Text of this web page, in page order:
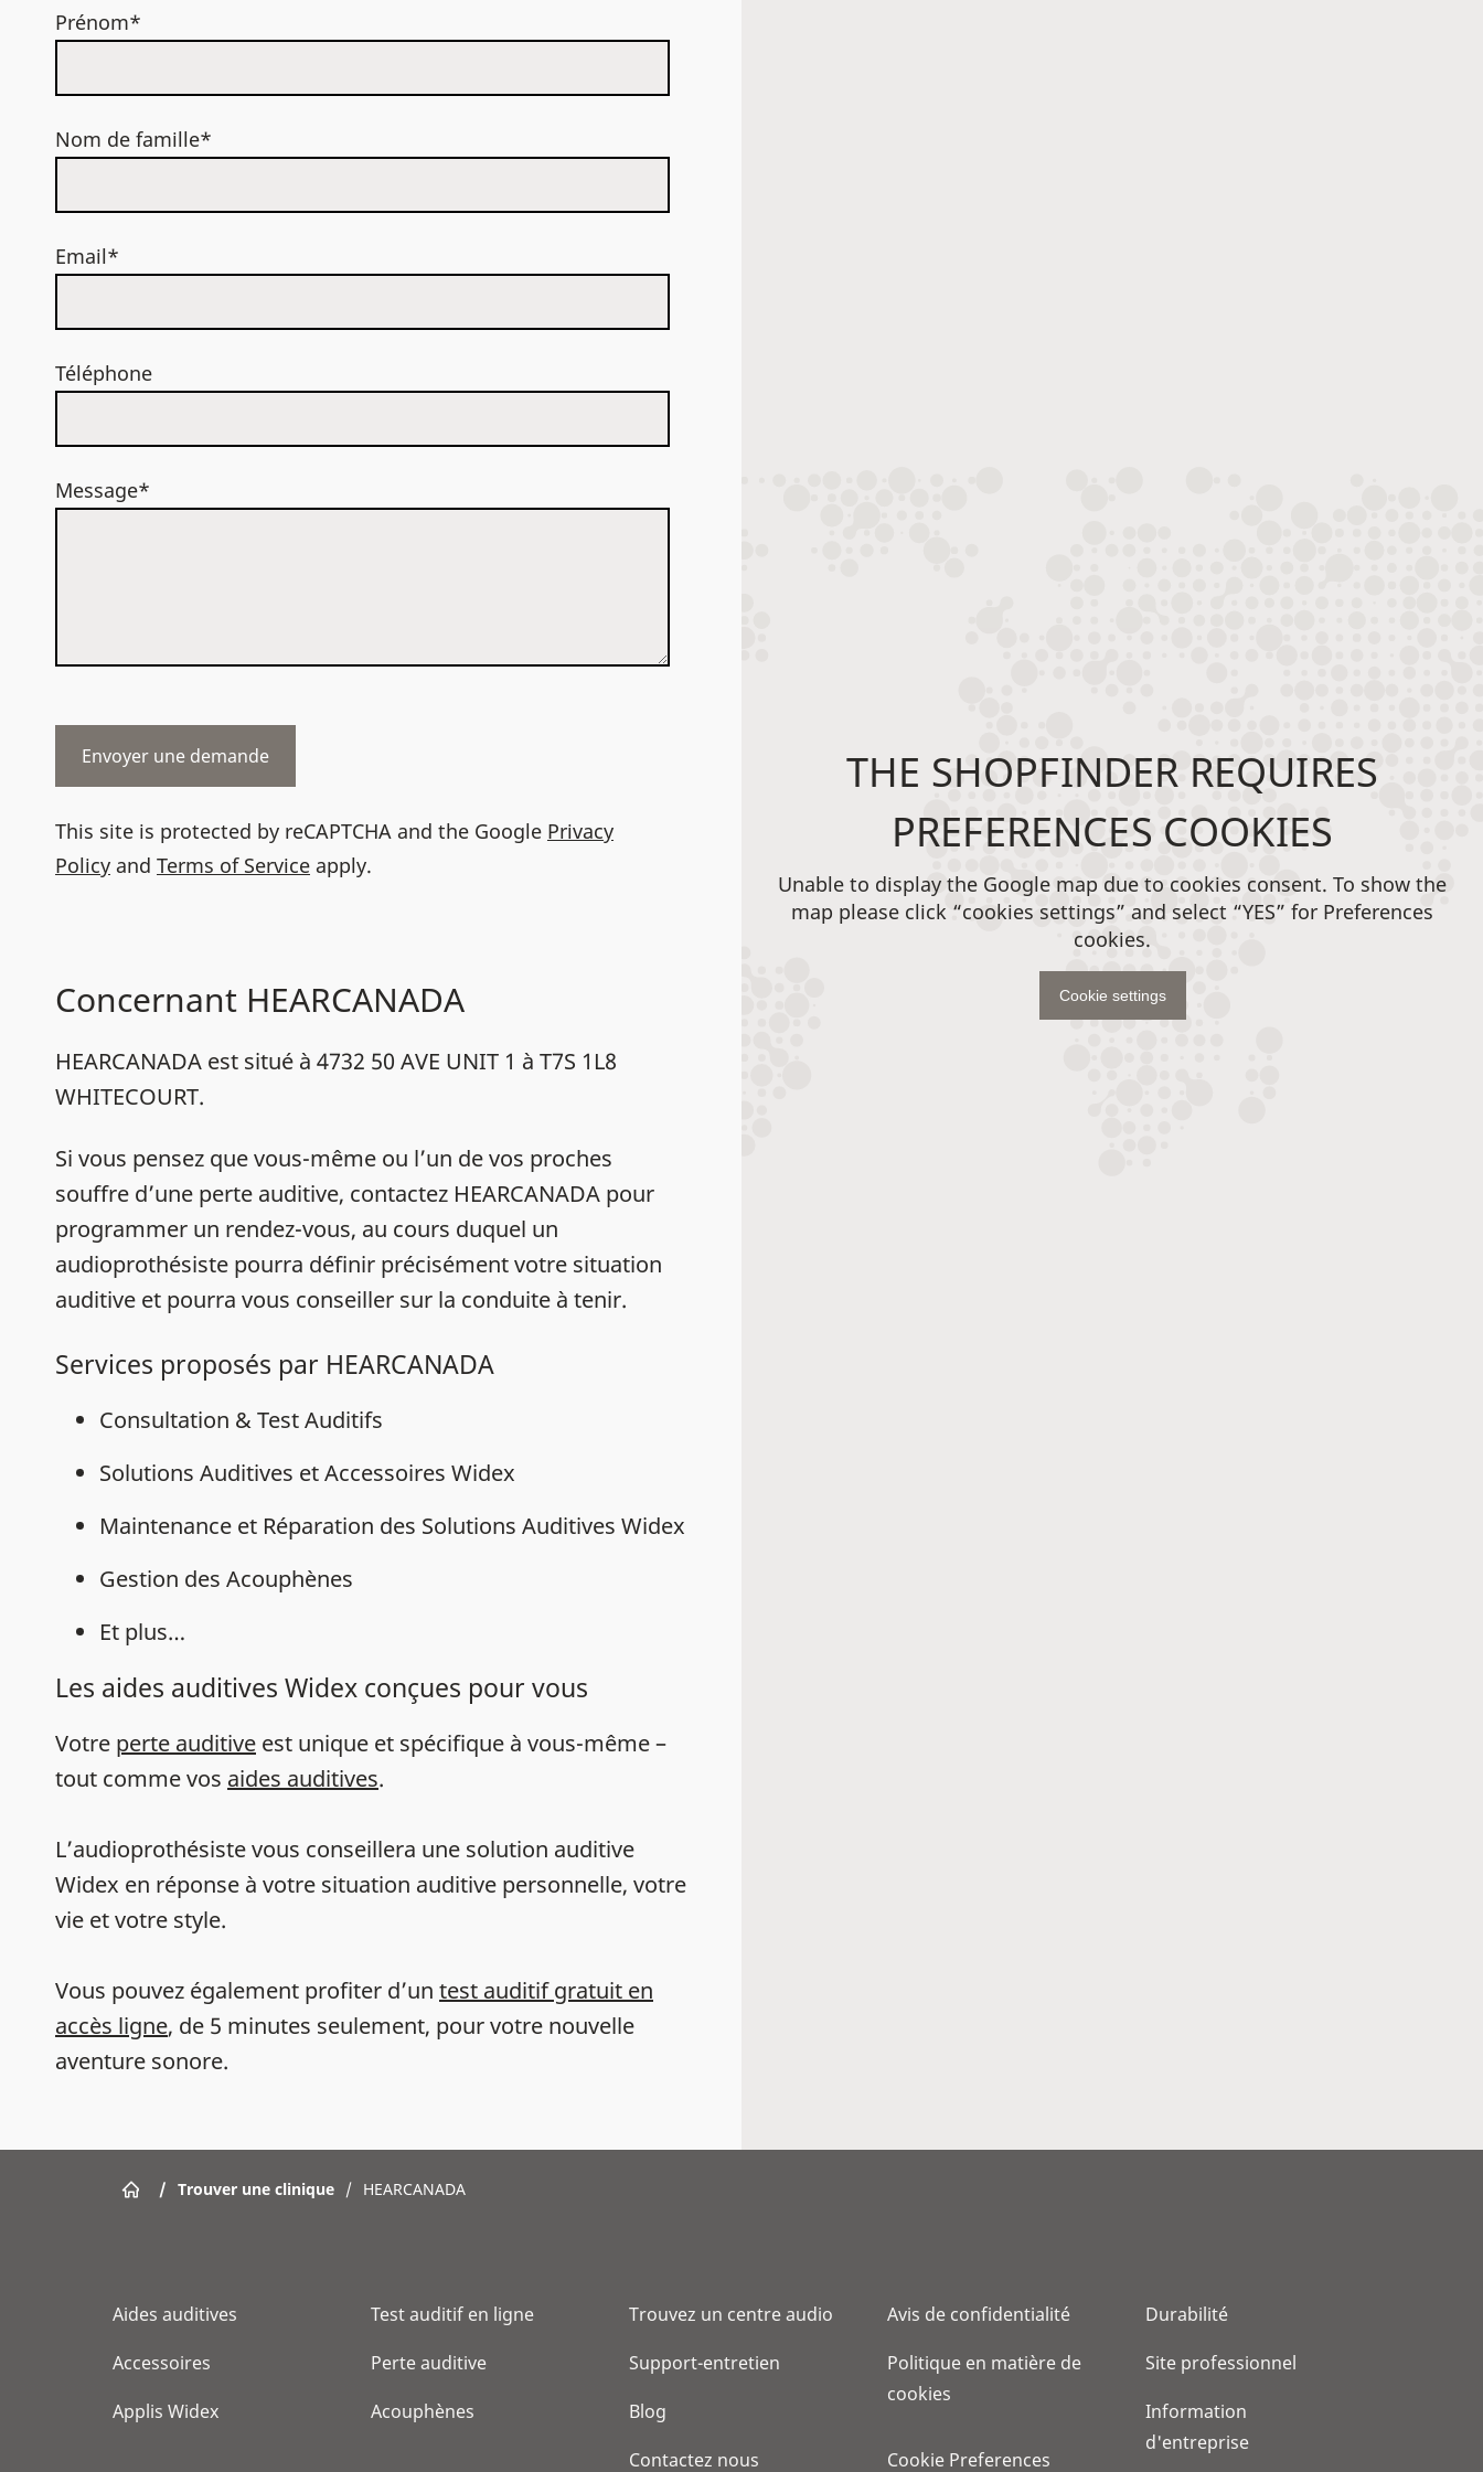
Prénom*
Nom de famille*
Email*
Téléphone
Message*
This site is protected by reCAPTCHA and the Google Privacy
Policy and Terms of Service apply.
Concernant HEARCANADA
HEARCANADA est situé à 4732 50 AVE UNIT 1 à T7S 1L8
WHITECOURT.
Si vous pensez que vous-même ou l’un de vos proches
souffre d’une perte auditive, contactez HEARCANADA pour
programmer un rendez-vous, au cours duquel un
audioprothésiste pourra définir précisément votre situation
auditive et pourra vous conseiller sur la conduite à tenir.
Services proposés par HEARCANADA
Consultation & Test Auditifs
Solutions Auditives et Accessoires Widex
Maintenance et Réparation des Solutions Auditives Widex
Gestion des Acouphènes
Et plus…
Les aides auditives Widex conçues pour vous
Votre perte auditive est unique et spécifique à vous-même –
tout comme vos aides auditives.
L’audioprothésiste vous conseillera une solution auditive
Widex en réponse à votre situation auditive personnelle, votre
vie et votre style.
Vous pouvez également profiter d’un test auditif gratuit en
accès ligne, de 5 minutes seulement, pour votre nouvelle
aventure sonore.
THE SHOPFINDER REQUIRES
PREFERENCES COOKIES
Unable to display the Google map due to cookies consent. To show the
map please click “cookies settings” and select “YES” for Preferences
cookies.
Cookie settings
/ Trouver une clinique / HEARCANADA
Aides auditives
Accessoires
Applis Widex
Test auditif en ligne
Perte auditive
Acouphènes
Trouvez un centre audio
Support-entretien
Blog
Contactez nous
Avis de confidentialité
Politique en matière de
cookies
Cookie Preferences
Durabilité
Site professionnel
Information
d'entreprise